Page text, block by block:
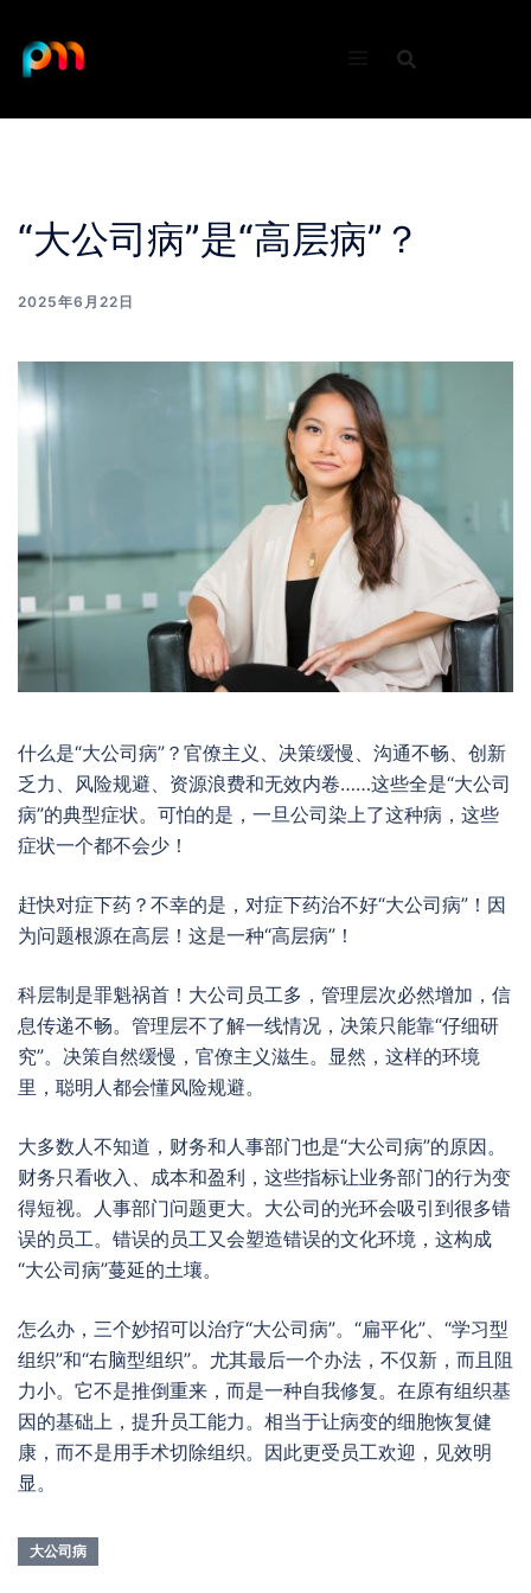
content
“大公司病”是“高层病”？
2025年6月22日
什么是“大公司病”？官僚主义、决策缓慢、沟通不畅、创新
乏力、风险规避、资源浪费和无效内卷……这些全是“大公司
病”的典型症状。可怕的是，一旦公司染上了这种病，这些
症状一个都不会少！
赶快对症下药？不幸的是，对症下药治不好“大公司病”！因
为问题根源在高层！这是一种“高层病”！
科层制是罪魁祸首！大公司员工多，管理层次必然增加，信
息传递不畅。管理层不了解一线情况，决策只能靠“仔细研
究”。决策自然缓慢，官僚主义滋生。显然，这样的环境
里，聪明人都会懂风险规避。
大多数人不知道，财务和人事部门也是“大公司病”的原因。
财务只看收入、成本和盈利，这些指标让业务部门的行为变
得短视。人事部门问题更大。大公司的光环会吸引到很多错
误的员工。错误的员工又会塑造错误的文化环境，这构成
“大公司病”蔓延的土壤。
怎么办，三个妙招可以治疗“大公司病”。“扁平化”、“学习型
组织”和“右脑型组织”。尤其最后一个办法，不仅新，而且阻
力小。它不是推倒重来，而是一种自我修复。在原有组织基
因的基础上，提升员工能力。相当于让病变的细胞恢复健
康，而不是用手术切除组织。因此更受员工欢迎，见效明
显。
大公司病